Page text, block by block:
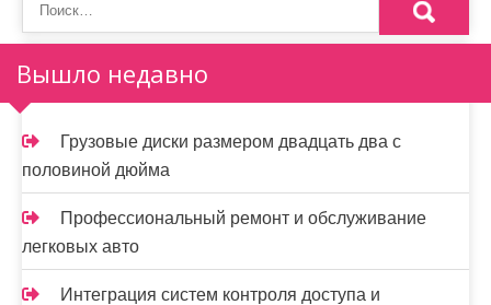
з
а
п
и
с
я
м
Вышло недавно
Грузовые диски размером двадцать два с
половиной дюйма
Профессиональный ремонт и обслуживание
легковых авто
Интеграция систем контроля доступа и